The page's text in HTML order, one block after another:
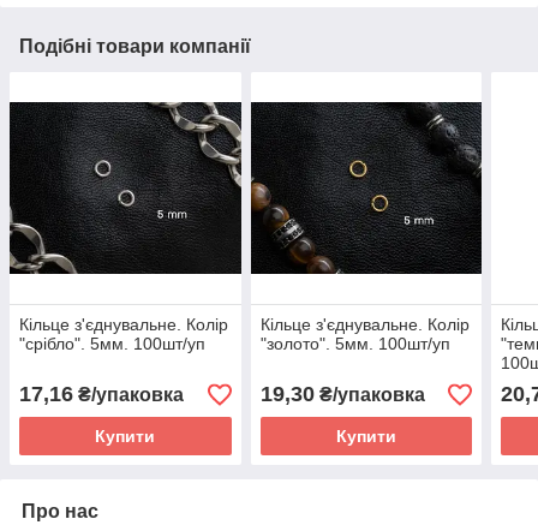
Подібні товари компанії
Кільце з'єднувальне. Колір
"срібло". 5мм. 100шт/уп
17,16 ₴/упаковка
Купити
Кільце з'єднувальне. Колір
"золото". 5мм. 100шт/уп
19,30₴/упаковка
Купити
Про нас